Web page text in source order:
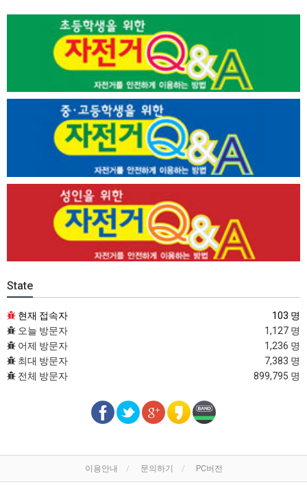
State
현재 접속자
103 명
오늘 방문자
1,127 명
어제 방문자
1,236 명
최대 방문자
7,383 명
전체 방문자
899,795 명
이용안내 문의하기 PC버전